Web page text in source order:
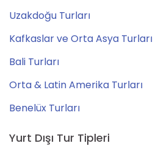
Uzakdoğu Turları
Kafkaslar ve Orta Asya Turları
Bali Turları
Orta & Latin Amerika Turları
Benelüx Turları
Yurt Dışı Tur Tipleri